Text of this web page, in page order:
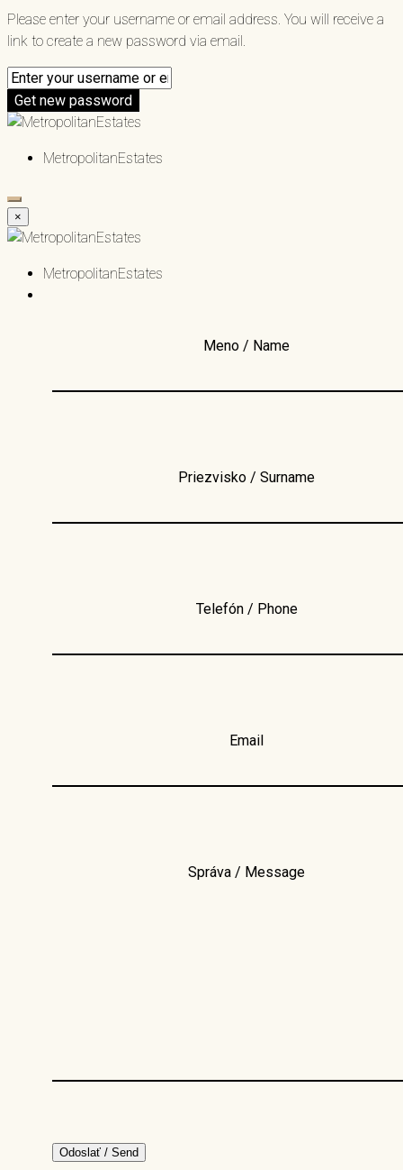
Please enter your username or email address. You will receive a
link to create a new password via email.
Get new password
MetropolitanEstates
×
MetropolitanEstates
Meno / Name
Priezvisko / Surname
Telefón / Phone
Email
Správa / Message